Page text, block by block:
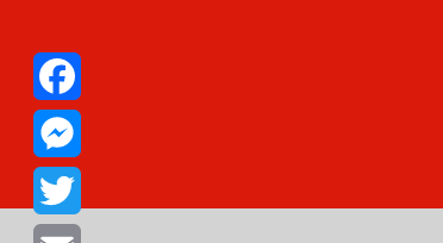
Facebook
Messenger
Twitter